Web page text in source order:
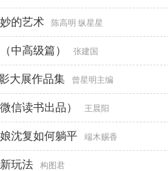
的艺术 陈高明 纵星星
中高级篇） 张建国
大展作品集 曾星明主编
信读书出品） 王晨阳
沈复如何躺平 端木赐香
玩法 构图君